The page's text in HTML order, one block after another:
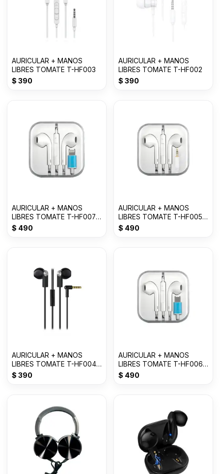
AURICULAR + MANOS
LIBRES TOMATE T-HF003
$ 390
AURICULAR + MANOS
LIBRES TOMATE T-HF002
$ 390
AURICULAR + MANOS
LIBRES TOMATE T-HF007
FOR LIGHTNING--
$ 490
AURICULAR + MANOS
LIBRES TOMATE T-HF005
3.5mm
$ 490
AURICULAR + MANOS
LIBRES TOMATE T-HF004
3.5mm
$ 390
AURICULAR + MANOS
LIBRES TOMATE T-HF006
TYPE-C
$ 490